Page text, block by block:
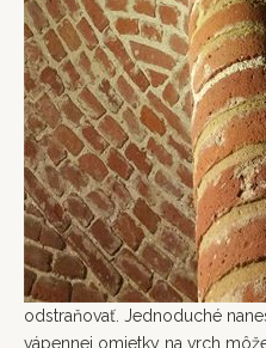
odstraňovať. Jednoduché
vápennej omietky na vrch